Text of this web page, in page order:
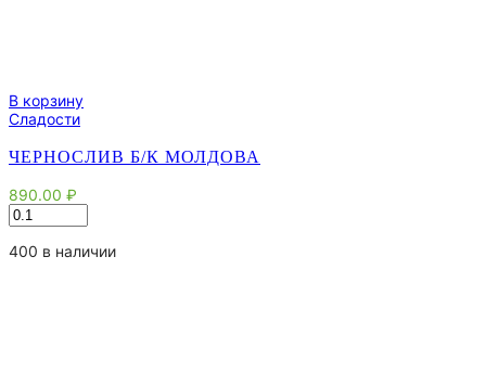
В корзину
Сладости
ЧЕРНОСЛИВ Б/К МОЛДОВА
890.00 ₽
Количество
товара
Чернослив
400 в наличии